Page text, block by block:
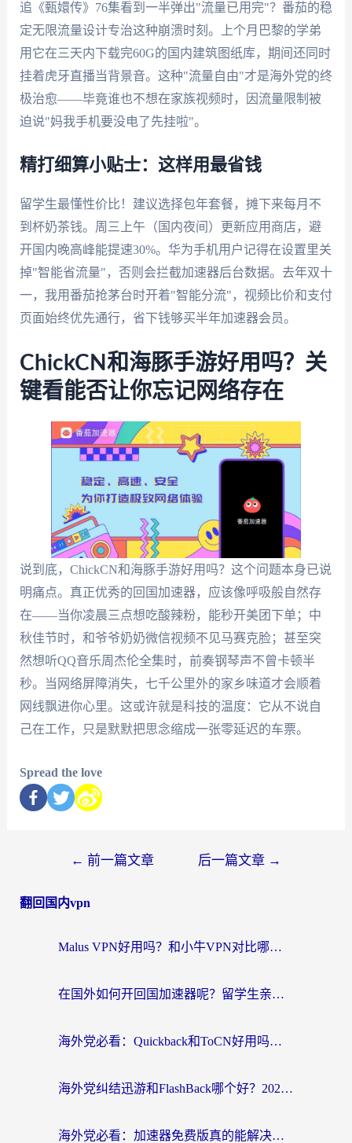
追《甄嬛传》76集看到一半弹出"流量已用完"？番茄的稳
定无限流量设计专治这种崩溃时刻。上个月巴黎的学弟
用它在三天内下载完60G的国内建筑图纸库，期间还同时
挂着虎牙直播当背景音。这种"流量自由"才是海外党的终
极治愈——毕竟谁也不想在家族视频时，因流量限制被
迫说"妈我手机要没电了先挂啦"。
精打细算小贴士：这样用最省钱
留学生最懂性价比！建议选择包年套餐，摊下来每月不
到杯奶茶钱。周三上午（国内夜间）更新应用商店，避
开国内晚高峰能提速30%。华为手机用户记得在设置里关
掉"智能省流量"，否则会拦截加速器后台数据。去年双十
一，我用番茄抢茅台时开着"智能分流"，视频比价和支付
页面始终优先通行，省下钱够买半年加速器会员。
ChickCN和海豚手游好用吗？关
键看能否让你忘记网络存在
说到底，ChickCN和海豚手游好用吗？这个问题本身已说
明痛点。真正优秀的回国加速器，应该像呼吸般自然存
在——当你凌晨三点想吃酸辣粉，能秒开美团下单；中
秋佳节时，和爷爷奶奶微信视频不见马赛克脸；甚至突
然想听QQ音乐周杰伦全集时，前奏钢琴声不曾卡顿半
秒。当网络屏障消失，七千公里外的家乡味道才会顺着
网线飘进你心里。这或许就是科技的温度：它从不说自
己在工作，只是默默把思念缩成一张零延迟的车票。
Spread the love
← 前一篇文章 后一篇文章 →
翻回国内vpn
Malus VPN好用吗？和小牛VPN对比哪个回国效果更好？海外党亲测实用指南
在国外如何开回国加速器呢？留学生亲测的无缝访问国内资源指南
海外党必看：Quickback和ToCN好用吗？3分钟选对回国加速器的实用指南
海外党纠结迅游和FlashBack哪个好？2026实用指南教你选对回国加速器
海外党必看：加速器免费版真的能解决回国访问难题吗？附实用选择指南